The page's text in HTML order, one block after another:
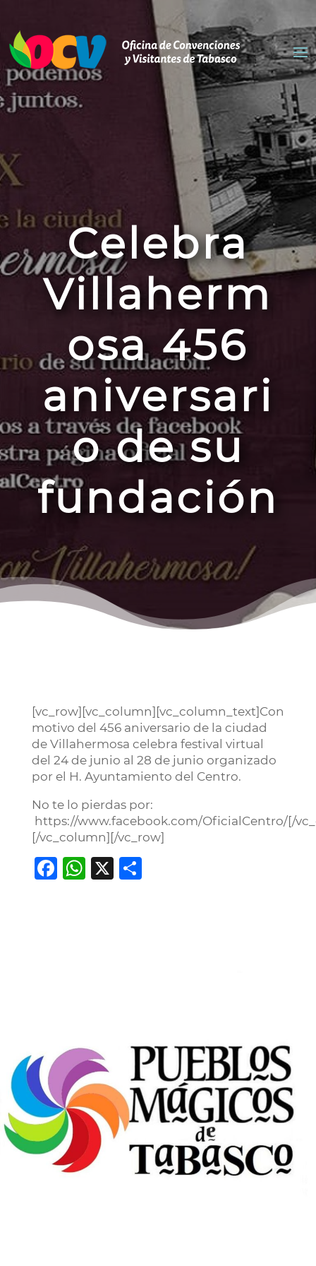
Celebra
Villaherm
osa 456
aniversari
o de su
fundación
[vc_row][vc_column][vc_column_text]Con
motivo del 456 aniversario de la ciudad
de Villahermosa celebra festival virtual
del 24 de junio al 28 de junio organizado
por el H. Ayuntamiento del Centro.
No te lo pierdas por:
https://www.facebook.com/OficialCentro/[/
[/vc_column][/vc_row]
Facebook
WhatsApp
X Compartir